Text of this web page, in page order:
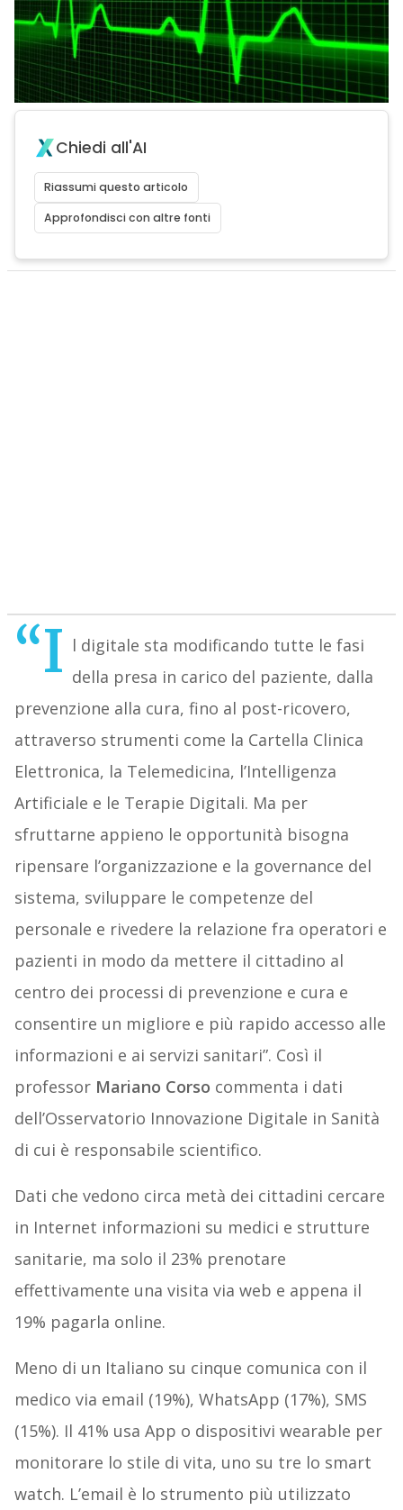
Chiedi all'AI
Riassumi questo articolo
Approfondisci con altre fonti
“I l digitale sta modificando tutte le fasi
della presa in carico del paziente, dalla
prevenzione alla cura, fino al post-ricovero,
attraverso strumenti come la Cartella Clinica
Elettronica, la Telemedicina, l’Intelligenza
Artificiale e le Terapie Digitali. Ma per
sfruttarne appieno le opportunità bisogna
ripensare l’organizzazione e la governance del
sistema, sviluppare le competenze del
personale e rivedere la relazione fra operatori e
pazienti in modo da mettere il cittadino al
centro dei processi di prevenzione e cura e
consentire un migliore e più rapido accesso alle
informazioni e ai servizi sanitari”. Così il
professor Mariano Corso commenta i dati
dell’Osservatorio Innovazione Digitale in Sanità
di cui è responsabile scientifico.
Dati che vedono circa metà dei cittadini cercare
in Internet informazioni su medici e strutture
sanitarie, ma solo il 23% prenotare
effettivamente una visita via web e appena il
19% pagarla online.
Meno di un Italiano su cinque comunica con il
medico via email (19%), WhatsApp (17%), SMS
(15%). Il 41% usa App o dispositivi wearable per
monitorare lo stile di vita, uno su tre lo smart
watch. L’email è lo strumento più utilizzato